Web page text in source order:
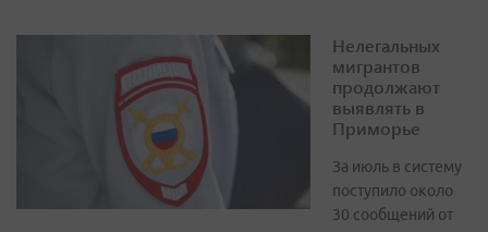
Нелегальных
мигрантов
продолжают
выявлять в
Приморье
За июль в систему
поступило около
30 сообщений от